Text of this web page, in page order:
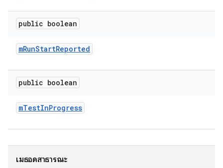
public boolean
mRunStartReported
public boolean
mTestInProgress
เมธอดสาธารณะ